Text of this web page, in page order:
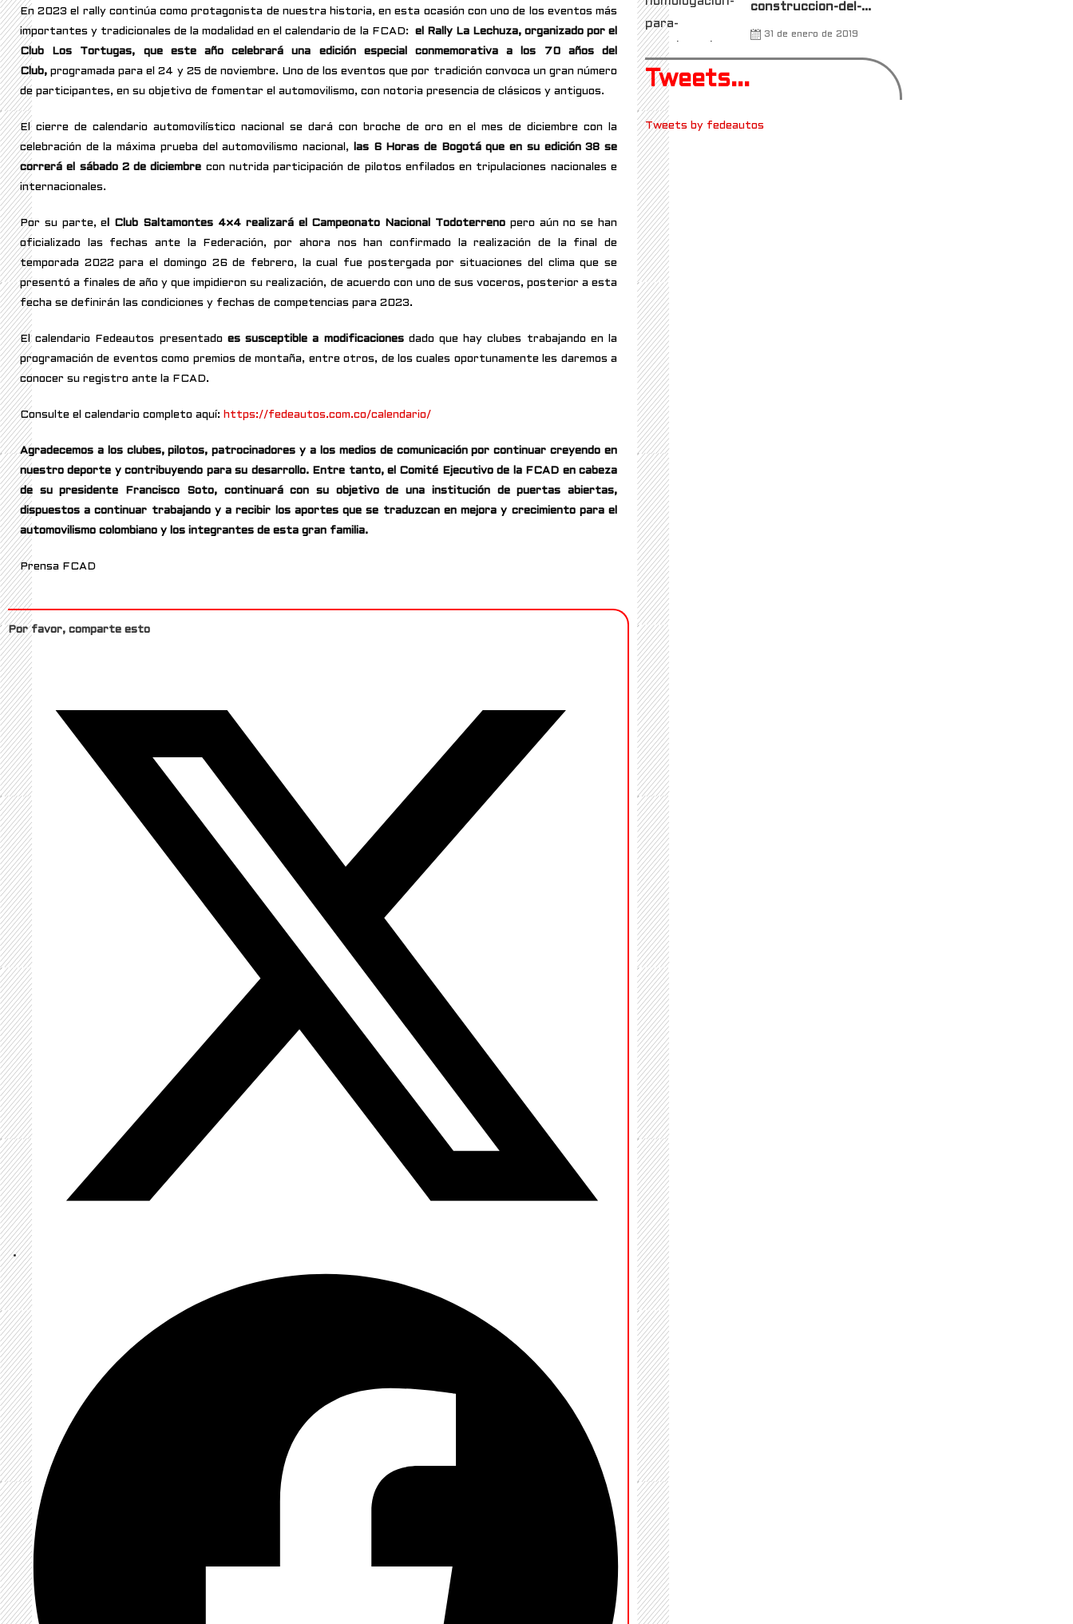
En 2023 el rally continúa como protagonista de nuestra historia, en esta ocasión con uno de los eventos más
importantes y tradicionales de la modalidad en el calendario de la FCAD:
el Rally La Lechuza, organizado por el
Club Los Tortugas, que este año celebrará una edición especial conmemorativa a los 70 años del
Club,programada para el 24 y 25 de noviembre. Uno de los eventos que por tradición convoca un gran número
de participantes, en su objetivo de fomentar el automovilismo, con notoria presencia de clásicos y antiguos.
El cierre de calendario automovilístico nacional se dará con broche de oro en el mes de diciembre con la
celebración de la máxima prueba del automovilismo nacional, las 6 Horas de Bogotá que en su edición 38 se
correrá el sábado 2 de diciembre con nutrida participación de pilotos enfilados en tripulaciones nacionales e
internacionales.
Por su parte, e l Club Saltamontes 4×4 realizará el Campeonato Nacional Todoterrenopero aún no se han
oficializado las fechas ante la Federación, por ahora nos han confirmado la realización de la final de
temporada 2022 para el domingo 26 de febrero, la cual fue postergada por situaciones del clima que se
presentó a finales de año y que impidieron su realización, de acuerdo con uno de sus voceros, posterior a esta
fecha se definirán las condiciones y fechas de competencias para 2023.
El calendario Fedeautos presentado es susceptible a modificacionesdado que hay clubes trabajando en la
programación de eventos como premios de montaña, entre otros, de los cuales oportunamente les daremos a
conocer su registro ante la FCAD.
Consulte el calendario completo aquí: https://fedeautos.com.co/calendario/
Agradecemos a los clubes, pilotos, patrocinadores y a los medios de comunicación por continuar creyendo en
nuestro deporte y contribuyendo para su desarrollo. Entre tanto, el Comité Ejecutivo de la FCAD en cabeza
de su presidente Francisco Soto, continuará con su objetivo de una institución de puertas abiertas,
dispuestos a continuar trabajando y a recibir los aportes que se traduzcan en mejora y crecimiento para el
automovilismo colombiano y los integrantes de esta gran familia.
Prensa FCAD
Por favor, comparte esto
construccion-del-
31 de enero de 2019
Tweets...
Tweets by fedeautos